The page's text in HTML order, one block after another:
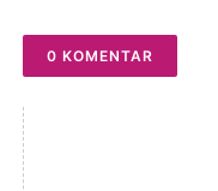
0 KOMENTAR